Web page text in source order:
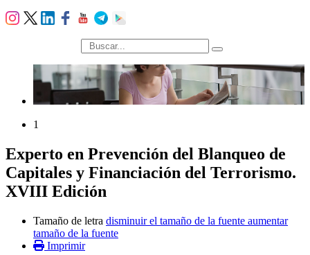
búsqueda
1
Experto en Prevención del Blanqueo de
Capitales y Financiación del Terrorismo.
XVIII Edición
Tamaño de letra disminuir el tamaño de la fuente aumentar
tamaño de la fuente
Imprimir